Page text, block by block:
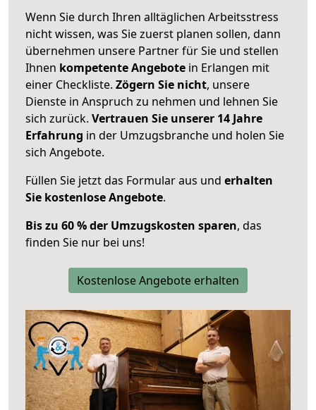
Wenn Sie durch Ihren alltäglichen Arbeitsstress
nicht wissen, was Sie zuerst planen sollen, dann
übernehmen unsere Partner für Sie und stellen
Ihnen kompetente Angebote in Erlangen mit
einer Checkliste. Zögern Sie nicht, unsere
Dienste in Anspruch zu nehmen und lehnen Sie
sich zurück. Vertrauen Sie unserer 14 Jahre
Erfahrung in der Umzugsbranche und holen Sie
sich Angebote.
Füllen Sie jetzt das Formular aus und erhalten
Sie kostenlose Angebote.
Bis zu 60 % der Umzugskosten sparen, das
finden Sie nur bei uns!
Kostenlose Angebote erhalten